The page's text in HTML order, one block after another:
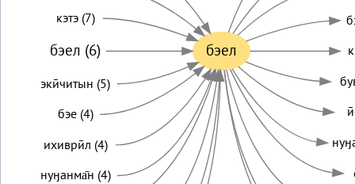
бэел
кэтэ (7)
бэел (6)
экӣчитын (5)
бэе (4)
ихиврӣл (4)
нуӈанма̄н (4)